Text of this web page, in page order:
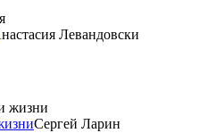
Левандовски
Сергей Ларин